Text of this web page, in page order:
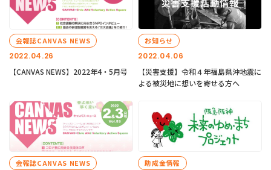
2022.04.26
会報誌CANVAS NEWS
【CANVAS NEWS】2022年4・5月号
2022.04.06
お知らせ
【災害支援】令和４年福島県沖地震に
よる被災地に想いを寄せる方へ
会報誌CANVAS NEWS 助成金情報